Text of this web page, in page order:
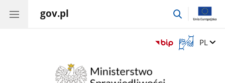
gov.pl
przejdź
Otwórz
okno
Zmień
PL